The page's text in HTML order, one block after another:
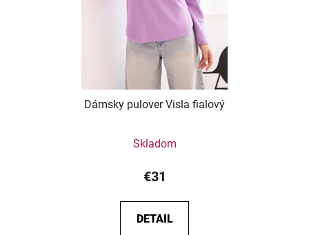
Dámsky pulover Visla fialový
Skladom
€31
DETAIL